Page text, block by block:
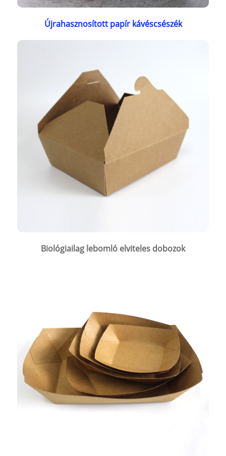
Újrahasznosított papír kávéscsészék
Biológiailag lebomló elviteles dobozok